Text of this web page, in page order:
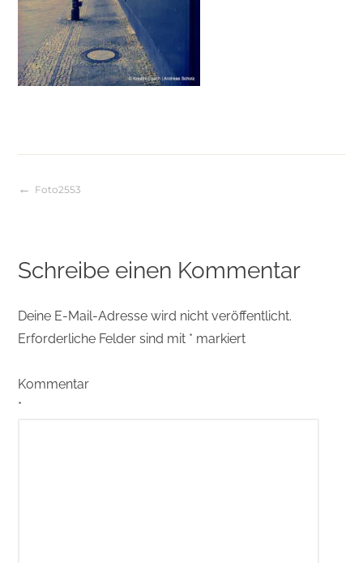
Beitragsnavigation
Foto2553
Schreibe einen Kommentar
Deine E-Mail-Adresse wird nicht veröffentlicht.
Erforderliche Felder sind mit * markiert
Kommentar
*